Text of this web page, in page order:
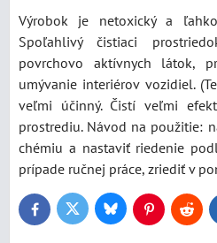
Výrobok je netoxický a
Spoľahlivý čistiaci
povrchovo aktívnych látok,
umývanie interiérov vozidiel.
veľmi účinný. Čistí veľmi
prostrediu. Návod na použitie:
chémiu a nastaviť riedenie
prípade ručnej práce, zriediť v
FacebookTwitter BlueskyPinterestReddit